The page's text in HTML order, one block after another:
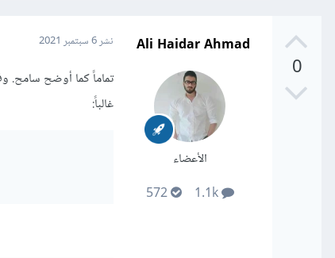
0
Ali Haidar Ahmad
الأعضاء
1.1k
572
نشر6 سبتمبر 2021
غالباً: